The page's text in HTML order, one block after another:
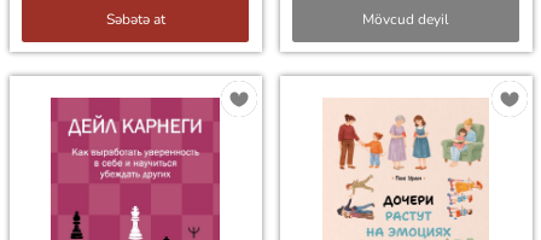
Səbətə at Mövcud deyil